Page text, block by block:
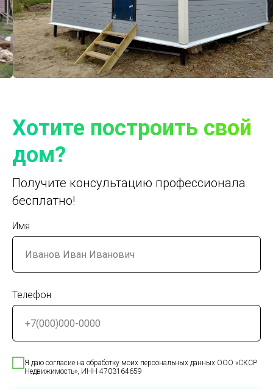
Хотите построить свой
дом?
Получите консультацию профессионала
бесплатно!
Имя
Телефон
Я даю согласие на обработку моих персональных данных ООО «СКСР
Недвижимость», ИНН 4703164659